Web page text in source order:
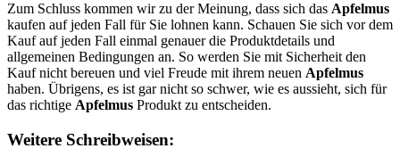
Zum Schluss kommen wir zu der Meinung, dass sich das Apfelmus
kaufen auf jeden Fall für Sie lohnen kann. Schauen Sie sich vor dem
Kauf auf jeden Fall einmal genauer die Produktdetails und
allgemeinen Bedingungen an. So werden Sie mit Sicherheit den
Kauf nicht bereuen und viel Freude mit ihrem neuen Apfelmus
haben. Übrigens, es ist gar nicht so schwer, wie es aussieht, sich für
das richtige Apfelmus Produkt zu entscheiden.
Weitere Schreibweisen: